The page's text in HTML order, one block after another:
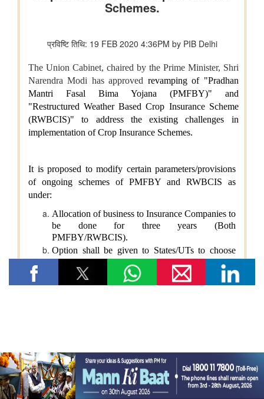
नवीन एवं नवीकरणीय ऊर्जा मंत्रालय
ऐतिहासिक आंकड़ा हासिल किया
विज्ञान एवं प्रौद्योगिकी मंत्रालय
डॉ. जितेंद्र सिंह के अनुसार, भारत अगली औद्योगिक क्रांति में एक महत्वपूर्ण
भूमिका निभाएगा, जो जैव प्रौद्योगिकी और एआई पर आधारित होगी
सामाजिक न्‍याय एवं अधिकारिता मंत्रालय
पिछले तीन वित्त वर्षों के दौरान कर्नाटक में अनुसूचित जाति के विद्यार्थियों के
लिए पोस्ट-मैट्रिक छात्रवृत्ति के अंतर्गत 1,178.20 करोड़ रुपये की केंद्रीय
हिस्सेदारी जारी
आर्थिक बाधाओं से लेकर शैक्षिक आकांक्षाओं तक: छात्रवृत्ति सहायता ने गणेश
कुमार को बी.टेक की पढ़ाई पूरी करने में कैसे मदद की
वित्तीय बाधाओं से लेकर शैक्षिक आकांक्षाओं तक: अनु प्रिया को बी.टेक की
पढ़ाई पूरी करने में छात्रवृत्ति सहायता ने कैसे मदद की
वित्तीय बाधाओं से लेकर तकनीकी आकांक्षाओं तक: यारा महेश को बी.टेक की
केन्द्रीय युवा कार्यक्रम एवं खेल राज्य मंत्री श्रीमती रक्षा खडसे
खेल मंत्री डॉ. मनसुख मांडविया ने गुजरात के हनोल से युवाओं, माई भारत और
एनएसएस के साथ ‘फिट इंडिया संडे ऑन साइकिल’ के 85वें संस्करण का
राष्ट्रव्यापी नेतृत्व किया, जिसका मुख्य विषय रहा ‘नशा मुक्त भारत’